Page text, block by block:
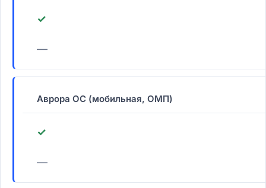
✓
—
Аврора ОС (мобильная, ОМП)
✓
—